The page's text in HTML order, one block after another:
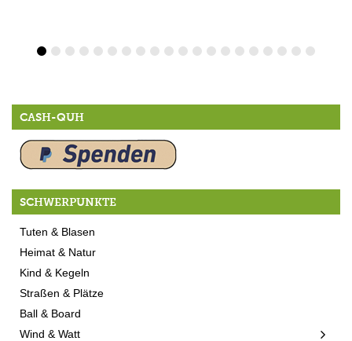
CASH-QUH
SCHWERPUNKTE
Tuten & Blasen
Heimat & Natur
Kind & Kegeln
Straßen & Plätze
Ball & Board
Wind & Watt